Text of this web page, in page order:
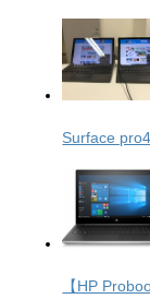
Surface
【HP